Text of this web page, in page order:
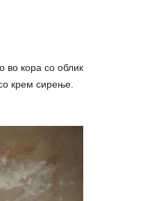
во кора со облик
крем сирење.